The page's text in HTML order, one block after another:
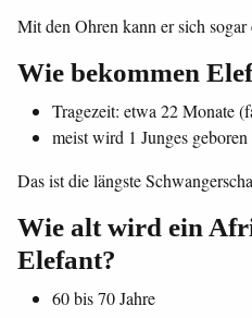
Mit den Ohren kann er sich sogar
Wie bekommen
Tragezeit: etwa 22 Monate
meist wird 1 Junges geboren
Das ist die längste
Wie alt wird ein
Elefant?
60 bis 70 Jahre